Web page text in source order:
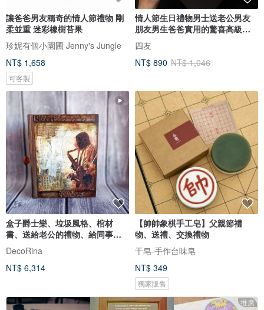
讓爸爸男友稱奇的情人節禮物 剛
柔並重 迷彩橡樹苔果
珍妮有個小園圃 Jenny's Jungle
NT$ 1,658
可客製
情人節生日禮物男士送老公男友
朋友男生爸爸實用的驚喜高級感
新年
四友
NT$ 890 NT$ 1,046
盒子爵士樂、垃圾風格、棺材
書、送給老公的禮物、給同事、
男士盒子書
DecoRina
NT$ 6,314
【帥帥象棋手工皂】父親節禮
物、送禮、交換禮物
干皂-手作台味皂
NT$ 349
獨家販售
推廣